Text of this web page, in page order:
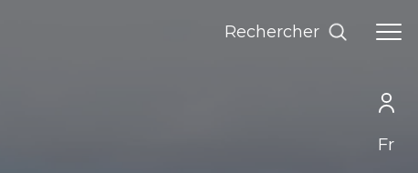
Fr
rechercher